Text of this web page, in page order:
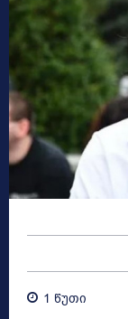
1 წუთი